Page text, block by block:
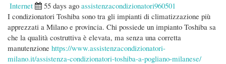
Internet
55 days ago assistenzacondizionatori960501
I condizionatori Toshiba sono tra gli impianti di climatizzazione più
apprezzati a Milano e provincia. Chi possiede un impianto Toshiba sa
che la qualità costruttiva è elevata, ma senza una corretta
manutenzione https://www.assistenzacondizionatori-
milano.it/assistenza-condizionatori-toshiba-a-pogliano-milanese/